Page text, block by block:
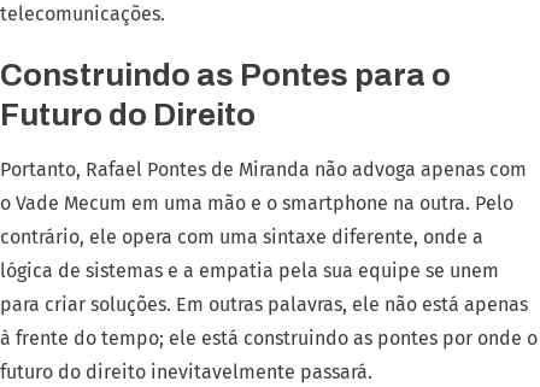
telecomunicações.
Construindo as Pontes para o
Futuro do Direito
Portanto, Rafael Pontes de Miranda não advoga apenas com
o Vade Mecum em uma mão e o smartphone na outra. Pelo
contrário, ele opera com uma sintaxe diferente, onde a
lógica de sistemas e a empatia pela sua equipe se unem
para criar soluções. Em outras palavras, ele não está apenas
à frente do tempo; ele está construindo as pontes por onde o
futuro do direito inevitavelmente passará.